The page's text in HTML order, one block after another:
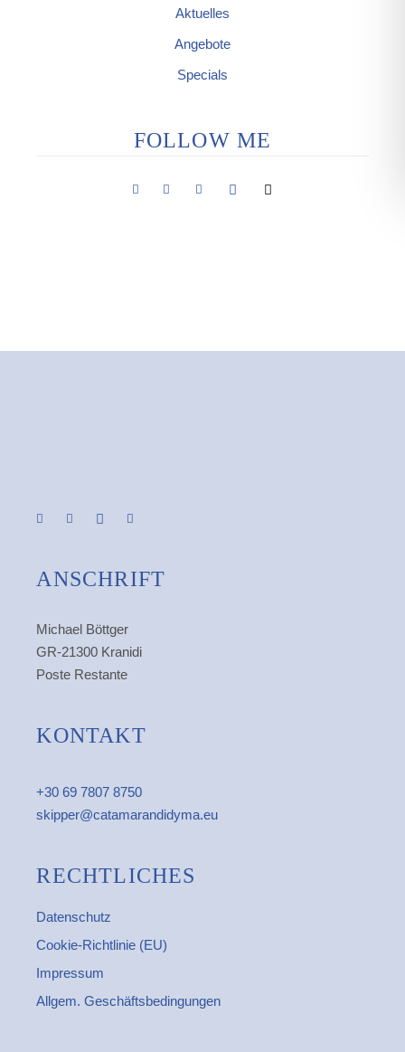
Aktuelles
Angebote
Specials
FOLLOW ME
ANSCHRIFT
Michael Böttger
GR-21300 Kranidi
Poste Restante
KONTAKT
+30 69 7807 8750
skipper@catamarandidyma.eu
RECHTLICHES
Datenschutz
Cookie-Richtlinie (EU)
Impressum
Allgem. Geschäftsbedingungen